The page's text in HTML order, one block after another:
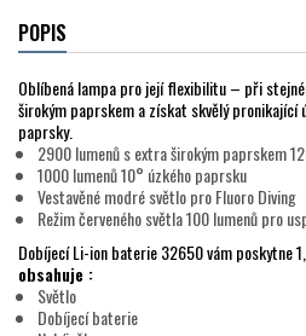
POPIS
Oblíbená lampa pro její flexibilitu – při
širokým paprskem a získat skvělý pronikající
paprsky.
2900 lumenů s extra širokým paprskem
1000 lumenů 10° úzkého paprsku
Vestavěné modré světlo pro Fluoro Diving
Režim červeného světla 100 lumenů pro
Dobíjecí Li-ion baterie 32650 vám poskytne
obsahuje :
Světlo
Dobíjecí baterie